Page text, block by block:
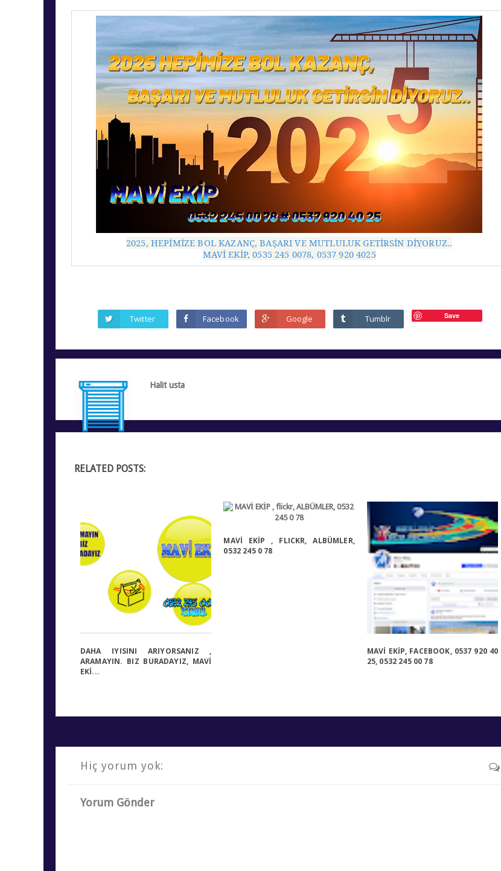
2025, HEPİMİZE BOL KAZANÇ, BAŞARI VE MUTLULUK GETİRSİN DİYORUZ..
MAVİ EKİP, 0535 245 0078, 0537 920 4025
Twitter Facebook Google Tumblr Save
Halit usta
RELATED POSTS:
DAHA IYISINI ARIYORSANIZ ,
ARAMAYIN. BIZ BURADAYIZ, MAVİ
EKİ...
MAVİ EKİP , FLICKR, ALBÜMLER,
0532 245 0 78
MAVİ EKİP, FACEBOOK, 0537 920 40
25, 0532 245 00 78
Hiç yorum yok:
Yorum Gönder